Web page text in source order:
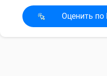
Оценить по